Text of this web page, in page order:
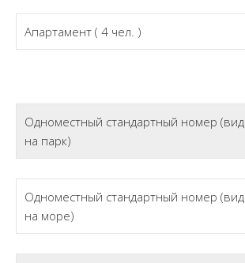
Апартамент ( 4 чел. )
Одноместный стандартный номер (вид
на парк)
Одноместный стандартный номер (вид
на море)